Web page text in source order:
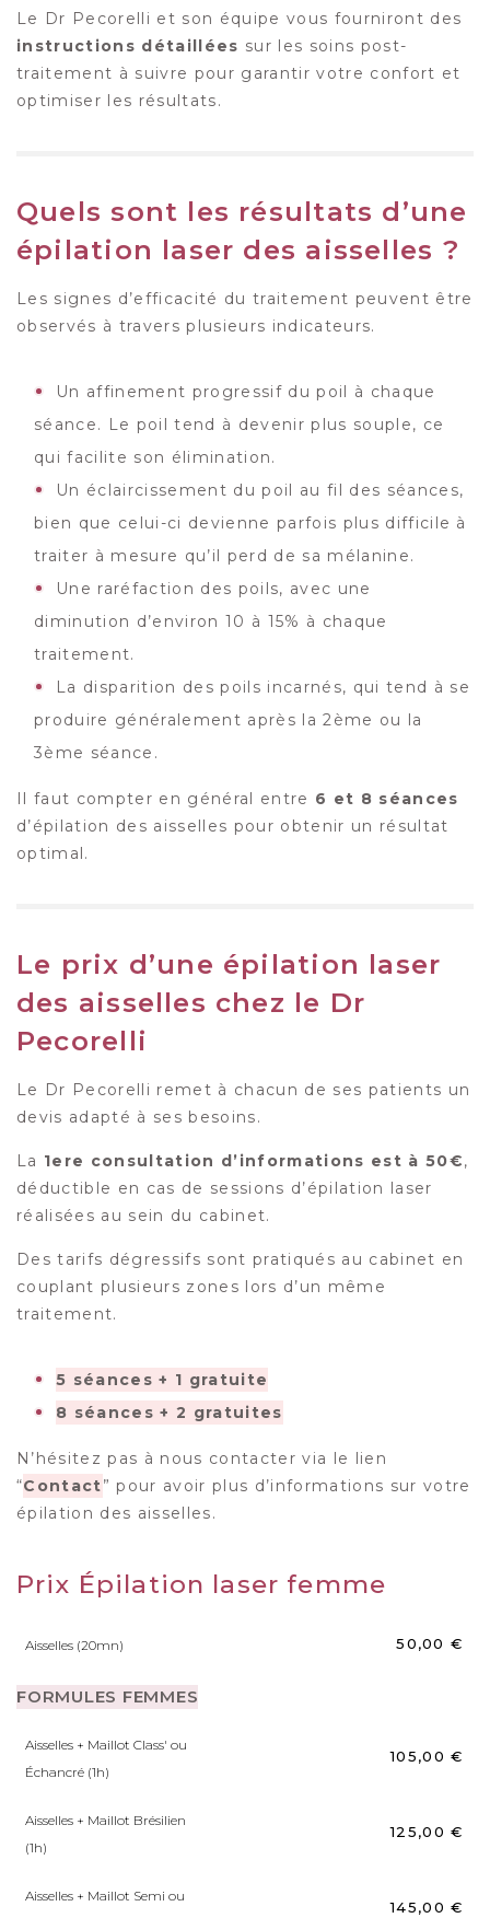
Le Dr Pecorelli et son équipe vous fourniront des
instructions détaillées sur les soins post-
traitement à suivre pour garantir votre confort et
optimiser les résultats.
Quels sont les résultats d’une
épilation laser des aisselles ?
Les signes d’efficacité du traitement peuvent être
observés à travers plusieurs indicateurs.
Un affinement progressif du poil à chaque
séance. Le poil tend à devenir plus souple, ce
qui facilite son élimination.
Un éclaircissement du poil au fil des séances,
bien que celui-ci devienne parfois plus difficile à
traiter à mesure qu’il perd de sa mélanine.
Une raréfaction des poils, avec une
diminution d’environ 10 à 15% à chaque
traitement.
La disparition des poils incarnés, qui tend à se
produire généralement après la 2ème ou la
3ème séance.
Il faut compter en général entre 6 et 8 séances
d’épilation des aisselles pour obtenir un résultat
optimal.
Le prix d’une épilation laser
des aisselles chez le Dr
Pecorelli
Le Dr Pecorelli remet à chacun de ses patients un
devis adapté à ses besoins.
La 1ere consultation d’informations est à 50€,
déductible en cas de sessions d’épilation laser
réalisées au sein du cabinet.
Des tarifs dégressifs sont pratiqués au cabinet en
couplant plusieurs zones lors d’un même
traitement.
5 séances + 1 gratuite
8 séances + 2 gratuites
N’hésitez pas à nous contacter via le lien
“Contact” pour avoir plus d’informations sur votre
épilation des aisselles.
Prix Épilation laser femme
Aisselles (20mn) 50,00 €
FORMULES FEMMES
Aisselles + Maillot Class' ou
Échancré (1h)
105,00 €
Aisselles + Maillot Brésilien
(1h)
125,00 €
Aisselles + Maillot Semi ou
145,00 €